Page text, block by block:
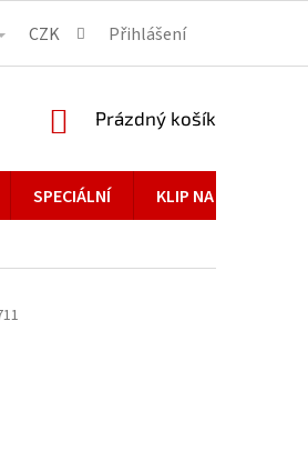
CZK Přihlášení
NÁKUPNÍ
Prázdný košík
SPECIÁLNÍ KLIP NA BRÝLE